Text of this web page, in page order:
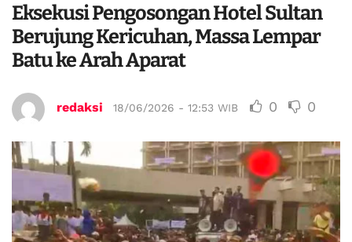
Eksekusi Pengosongan Hotel Sultan
Berujung Kericuhan, Massa Lempar
Batu ke Arah Aparat
redaksi 18/06/2026 - 12:53 WIB 0 0